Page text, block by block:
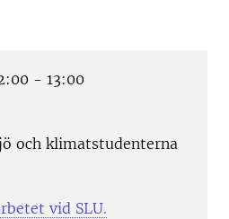
- 13:00
och klimatstudenterna
vid SLU.